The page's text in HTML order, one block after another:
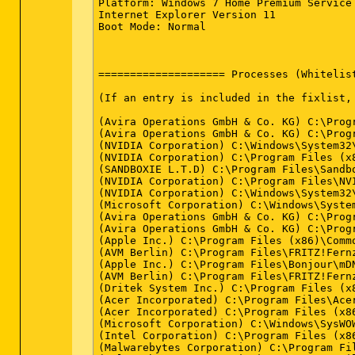
2014-09-08 23:00 - 2014-09-08 23:00 -
2014-09-08 23:00 - 2012-05-16 13:05 -
Successfully deleted: [Empty Folder]
Successfully deleted: [Empty Folder]
Successfully deleted: [Empty Folder]
Successfully deleted: [Empty Folder]
Successfully deleted: [Empty Folder]
Successfully deleted: [Empty Folder]
Successfully deleted: [Empty Folder]
Successfully deleted: [Empty Folder]
Successfully deleted: [Empty Folder]
Successfully deleted: [Empty Folder]
Successfully deleted: [Empty Folder]
Successfully deleted: [Empty Folder]
Successfully deleted: [Empty Folder]
Successfully deleted: [Empty Folder]
Successfully deleted: [Empty Folder]
Successfully deleted: [Empty Folder]
Successfully deleted: [Empty Folder]
Successfully deleted: [Empty Folder]
Successfully deleted: [Empty Folder]
Successfully deleted: [Empty Folder]
Successfully deleted: [Empty Folder]
Successfully deleted: [Empty Folder]
Successfully deleted: [Empty Folder]
Successfully deleted: [Empty Folder]
Successfully deleted: [Empty Folder]
Successfully deleted: [Empty Folder]
Successfully deleted: [Empty Folder]
Successfully deleted: [Empty Folder]
Platform: Windows 7 Home Premium
Internet Explorer Version 11
Boot Mode: Normal
==================== Processes
(If an entry is included in the fixlist,
(Avira Operations GmbH & Co. KG)
(Avira Operations GmbH & Co. KG)
(NVIDIA Corporation)
(NVIDIA Corporation) C:\Program Files
(SANDBOXIE L.T.D) C:\Program
(NVIDIA Corporation) C:\Program
(NVIDIA Corporation)
(Microsoft Corporation)
(Avira Operations GmbH & Co. KG)
(Avira Operations GmbH & Co. KG)
(Apple Inc.) C:\Program Files
(AVM Berlin) C:\Program
(Apple Inc.) C:\Program
(AVM Berlin) C:\Program
(Dritek System Inc.) C:\Program Files
(Acer Incorporated) C:\Program
(Acer Incorporated) C:\Program Files
(Microsoft Corporation)
(Intel Corporation) C:\Program Files
(Malwarebytes Corporation) C:\Program